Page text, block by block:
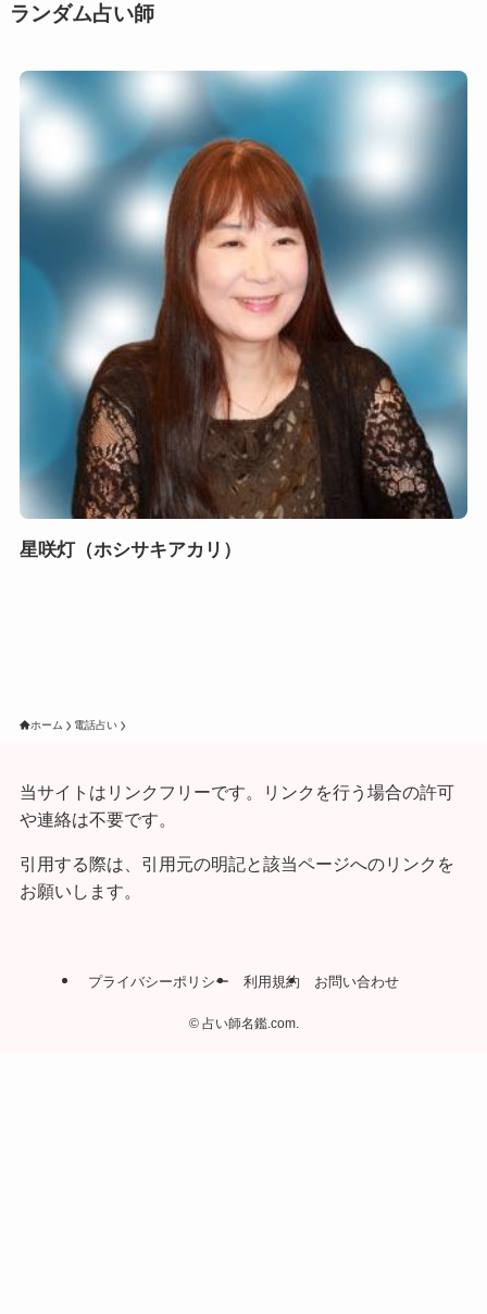
ン
ランダム占い師
星咲灯（ホシサキアカリ）
ホーム 電話占い
当サイトはリンクフリーです。リンクを行う場合の許可
や連絡は不要です。
引用する際は、引用元の明記と該当ページへのリンクを
お願いします。
プライバシーポリシー 利用規約 お問い合わせ
©占い師名鑑.com.